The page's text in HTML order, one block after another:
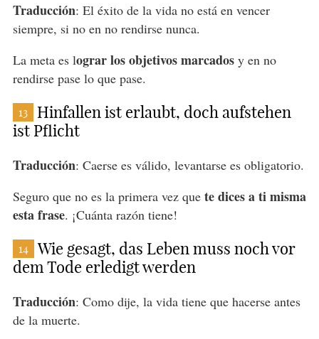
Traducción: El éxito de la vida no está en vencer
siempre, si no en no rendirse nunca.
La meta es lograr los objetivos marcadosy en no
rendirse pase lo que pase.
13
Hinfallen ist erlaubt, doch aufstehen
ist Pflicht
Traducción: Caerse es válido, levantarse es obligatorio.
Seguro que no es la primera vez que te dices a ti misma
esta frase. ¡Cuánta razón tiene!
14
Wie gesagt, das Leben muss noch vor
dem Tode erledigt werden
Traducción: Como dije, la vida tiene que hacerse antes
de la muerte.